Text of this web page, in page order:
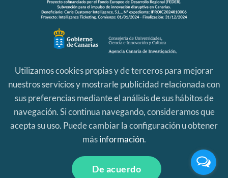
Política de Privacidad|
Curie Platform es una marca registrada por
© 2023
Utilizamos cookies propias y de terceros para mejorar
nuestros servicios y mostrarle publicidad relacionada con
sus preferencias mediante el análisis de sus hábitos de
navegación. Si continua navegando, consideramos que
acepta su uso. Puede cambiar la configuración u obtener
másinformación.
De acuerdo